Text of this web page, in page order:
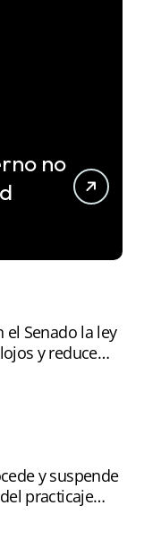
no
el Senado la ley
y reduce
y suspende
practicaje